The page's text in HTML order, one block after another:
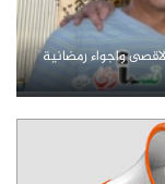
واجواء رمضانية